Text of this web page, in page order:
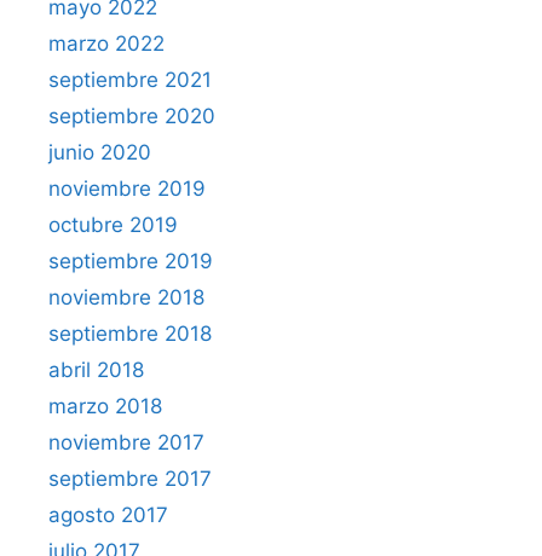
mayo 2022
marzo 2022
septiembre 2021
septiembre 2020
junio 2020
noviembre 2019
octubre 2019
septiembre 2019
noviembre 2018
septiembre 2018
abril 2018
marzo 2018
noviembre 2017
septiembre 2017
agosto 2017
julio 2017